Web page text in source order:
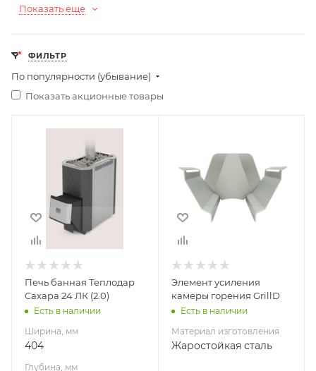
Показать еще
ФИЛЬТР
По популярности (убывание)
Показать акционные товары
Глубина, мм
Высота, мм
801
Материал
Нержавеющая
сталь
Вид топлива
Диаметр дымохода,
Печь банная Теплодар
Сахара 24 ЛК (2.0)
Есть в наличии
Ширина, мм
404
Глубина, мм
Жаростойкая
сталь
Элемент усиления
камеры горения GrillD
Есть в наличии
Материал изготовления
Жаростойкая сталь